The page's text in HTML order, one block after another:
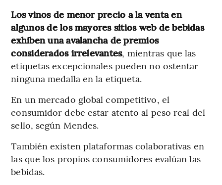
Los vinos de menor precio a la venta en
algunos de los mayores sitios web de bebidas
exhiben una avalancha de premios
considerados irrelevantes, mientras que las
etiquetas excepcionales pueden no ostentar
ninguna medalla en la etiqueta.
En un mercado global competitivo, el
consumidor debe estar atento al peso real del
sello, según Mendes.
También existen plataformas colaborativas en
las que los propios consumidores evalúan las
bebidas.